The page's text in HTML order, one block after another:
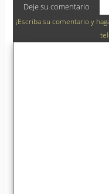
Deje su comentario
¡Escriba su comentario y